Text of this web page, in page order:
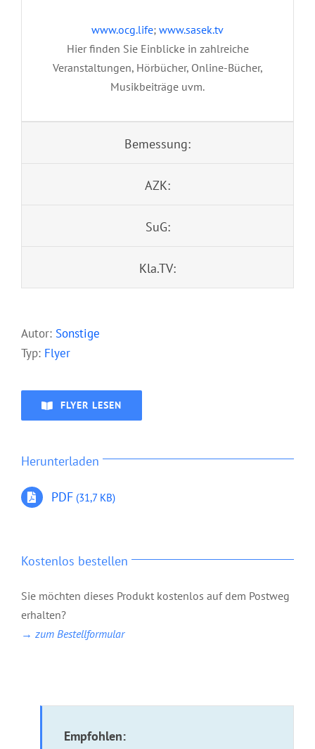
www.ocg.life; www.sasek.tv
Hier finden Sie Einblicke in zahlreiche
Veranstaltungen, Hörbücher, Online-Bücher,
Musikbeiträge uvm.
Bemessung:
AZK:
SuG:
Kla.TV:
Autor: Sonstige
Typ: Flyer
FLYER LESEN
Herunterladen
PDF (31,7 KB)
Kostenlos bestellen
Sie möchten dieses Produkt kostenlos auf dem Postweg
erhalten?
→ zum Bestellformular
Empfohlen: